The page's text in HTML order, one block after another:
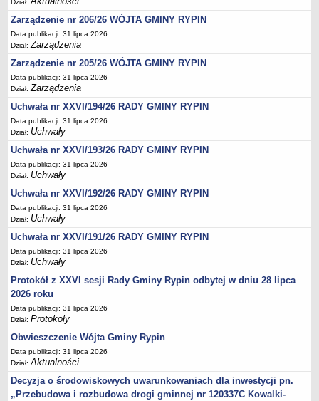
Wójt
Urząd gminy
Jednostki organizacyjne, GOPS, Instytucja kultury, OSP
Jednostki pomocnicze - sołectwa
Plan pracy komisji rewizyjnej
Sesje Rady Gminy Rypin
PRAWO LOKALNE
Statut
Strategia rozwoju
Uchwały
Projekty uchwał
Imienne wykazy głosowań radnych
Postać dokumentów
Akty Prawne, Dzienniki Ustaw, Monitory Polskie
Prawo miejscowe
Zarządzenia
Studium uwarunkowań i kierunków zagospodarowania
przestrzennego
Dane przestrzenne - MPZP
Stałe obwody głosowania, numery, granice oraz siedziby
obwodowych komisji wyborczych, opis granic okręgów wyborczych
Plan ogólny gminy Rypin
Dział:
Zarządzenie nr 206/26 WÓJTA GMINY RYPIN
Data publikacji: 31 lipca 2026
Dział:Zarządzenia
Zarządzenie nr 205/26 WÓJTA GMINY RYPIN
Data publikacji: 31 lipca 2026
Dział:Zarządzenia
Uchwała nr XXVI/194/26 RADY GMINY RYPIN
Data publikacji: 31 lipca 2026
Dział: Uchwały
Uchwała nr XXVI/193/26 RADY GMINY RYPIN
Data publikacji: 31 lipca 2026
Dział: Uchwały
Uchwała nr XXVI/192/26 RADY GMINY RYPIN
Data publikacji: 31 lipca 2026
Dział: Uchwały
Uchwała nr XXVI/191/26 RADY GMINY RYPIN
Data publikacji: 31 lipca 2026
Dział: Uchwały
Protokół z XXVI sesji Rady Gminy Rypin odbytej w dniu 28 lipca
2026 roku
Data publikacji: 31 lipca 2026
Dział:Protokoły
Obwieszczenie Wójta Gminy Rypin
Data publikacji: 31 lipca 2026
Dział:Aktualności
Decyzja o środowiskowych uwarunkowaniach dla inwestycji pn.
„Przebudowa i rozbudowa drogi gminnej nr 120337C Kowalki-